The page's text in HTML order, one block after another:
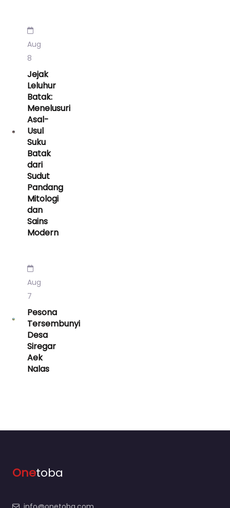
Aug
8
Jejak
Leluhur
Batak:
Menelusuri
Asal-
Usul
Suku
Batak
dari
Sudut
Pandang
Mitologi
dan
Sains
Modern
Aug
7
Pesona
Tersembunyi
Desa
Siregar
Aek
Nalas
Onetoba